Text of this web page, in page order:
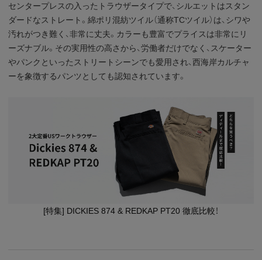
センタープレスの入ったトラウザータイプで、シルエットはスタン
ダードなストレート。綿ポリ混紡ツイル（通称TCツイル）は、シワや
汚れがつき難く、非常に丈夫。カラーも豊富でプライスは非常にリ
ーズナブル。その実用性の高さから、労働者だけでなく、スケーター
やパンクといったストリートシーンでも愛用され、西海岸カルチャ
ーを象徴するパンツとしても認知されています。
[特集] DICKIES 874 & REDKAP PT20 徹底比較！